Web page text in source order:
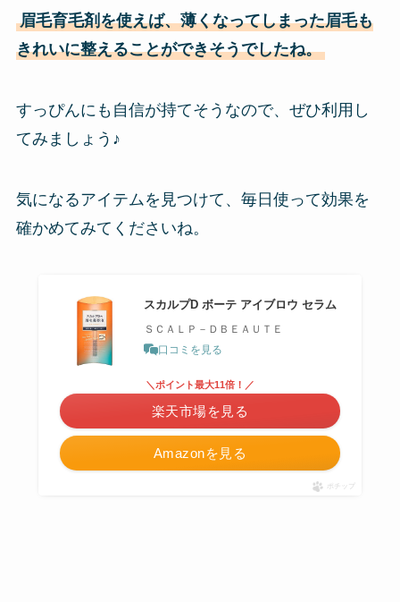
眉毛育毛剤を使えば、薄くなってしまった眉毛も
きれいに整えることができそうでしたね。
すっぴんにも自信が持てそうなので、ぜひ利用し
てみましょう♪
気になるアイテムを見つけて、毎日使って効果を
確かめてみてくださいね。
スカルプD ボーテ アイブロウ セラム
ＳＣＡＬＰ－ＤＢＥＡＵＴＥ
口コミを見る
Amazonを見る
＼ポイント最大11倍！／
楽天市場を見る
ポチップ